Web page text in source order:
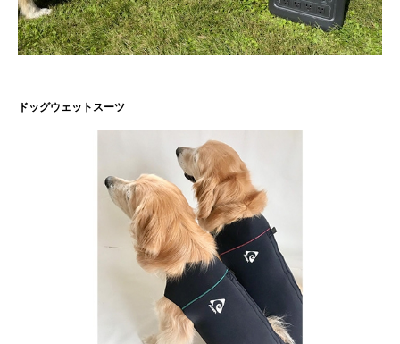
ドッグウェットスーツ